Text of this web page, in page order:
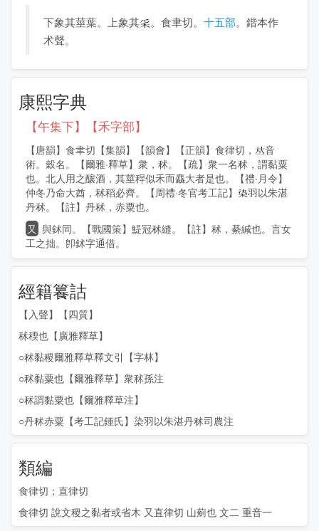
下象其莖葉。上象其 。食聿切。 十五部。鍇本作
术聲。
康熙字典
【午集下】【禾字部】
【唐韻】食聿切【集韻】【韻會】【正韻】食律切，
音
術。穀名。【爾雅·釋草】衆，秫。【疏】衆一名秫，謂黏粟
也。北人用之釀酒，其莖稈似禾而麤大者是也。【禮·月令】
仲冬乃命大酋，秫稻必齊。【周禮·冬官考工記】
羽以朱湛
丹秫。【註】丹秫，赤粟也。
又 與鉥同。【戰國策】鯷冠秫縫。【註】秫，綦緘也。言女
工之拙。卽鉥字通借。
經籍籑詁
【入聲】【四質】
秫稬也 【廣雅釋草】
○秫黏稷爾雅釋草釋文引 【字林】
○秫黏粟也 【爾雅釋草】 衆秫孫注
○秫謂黏粟也 【爾雅釋草注】
○丹秫赤粟 【考工記鍾氏】 染羽以朱湛丹秫司農注
類編
食律切；直律切
食律切 說文稷之黏者或省木 又直律切 山薊也 文二 重音一